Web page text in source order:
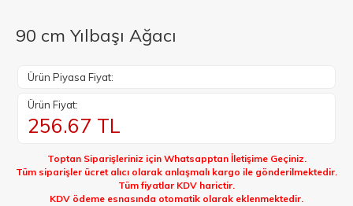
90 cm Yılbaşı Ağacı
Ürün Piyasa Fiyat:
Ürün Fiyat:
256.67 TL
Toptan Siparişleriniz için Whatsapptan İletişime Geçiniz.
Tüm siparişler ücret alıcı olarak anlaşmalı kargo ile gönderilmektedir.
Tüm fiyatlar KDV harictir.
KDV ödeme esnasında otomatik olarak eklenmektedir.